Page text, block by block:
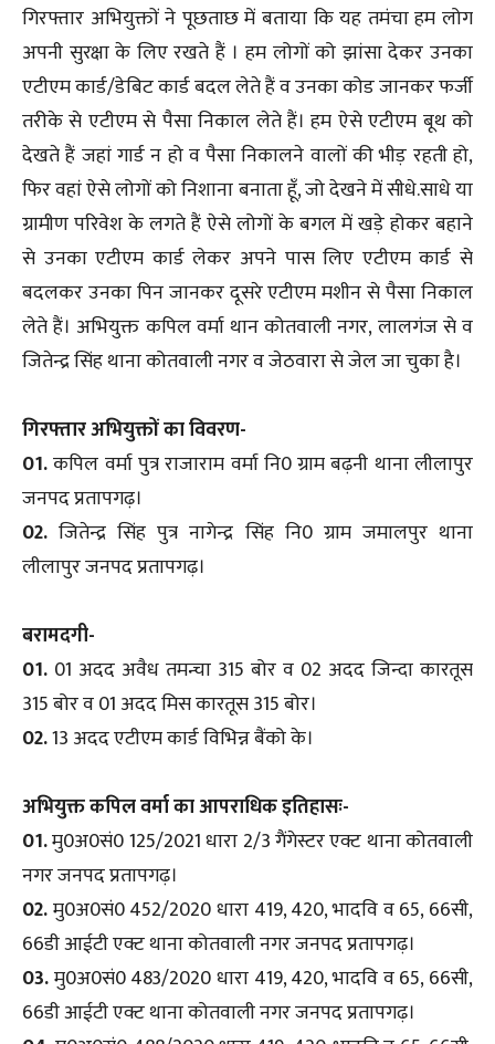
गिरफ्तार अभियुक्तों ने पूछताछ में बताया कि यह तमंचा हम लोग
अपनी सुरक्षा के लिए रखते हैं । हम लोगों को झांसा देकर उनका
एटीएम कार्ड/डेबिट कार्ड बदल लेते हैं व उनका कोड जानकर फर्जी
तरीके से एटीएम से पैसा निकाल लेते हैं। हम ऐसे एटीएम बूथ को
देखते हैं जहां गार्ड न हो व पैसा निकालने वालों की भीड़ रहती हो,
फिर वहां ऐसे लोगों को निशाना बनाता हूँ, जो देखने में सीधे.साधे या
ग्रामीण परिवेश के लगते हैं ऐसे लोगों के बगल में खड़े होकर बहाने
से उनका एटीएम कार्ड लेकर अपने पास लिए एटीएम कार्ड से
बदलकर उनका पिन जानकर दूसरे एटीएम मशीन से पैसा निकाल
लेते हैं। अभियुक्त कपिल वर्मा थान कोतवाली नगर, लालगंज से व
जितेन्द्र सिंह थाना कोतवाली नगर व जेठवारा से जेल जा चुका है।
गिरफ्तार अभियुक्तों का विवरण-
01.कपिल वर्मा पुत्र राजाराम वर्मा नि0 ग्राम बढ़नी थाना लीलापुर
जनपद प्रतापगढ़।
02.जितेन्द्र सिंह पुत्र नागेन्द्र सिंह नि0 ग्राम जमालपुर थाना
लीलापुर जनपद प्रतापगढ़।
बरामदगी-
01. 01 अदद अवैध तमन्चा 315 बोर व 02 अदद जिन्दा कारतूस
315 बोर व 01 अदद मिस कारतूस 315 बोर।
02.13 अदद एटीएम कार्ड विभिन्न बैंको के।
अभियुक्त कपिल वर्मा का आपराधिक इतिहासः-
01.मु0अ0सं0 125/2021 धारा 2/3 गैंगेस्टर एक्ट थाना कोतवाली
नगर जनपद प्रतापगढ़।
02.मु0अ0सं0 452/2020 धारा 419, 420, भादवि व 65, 66सी,
66डी आईटी एक्ट थाना कोतवाली नगर जनपद प्रतापगढ़।
03.मु0अ0सं0 483/2020 धारा 419, 420, भादवि व 65, 66सी,
66डी आईटी एक्ट थाना कोतवाली नगर जनपद प्रतापगढ़।